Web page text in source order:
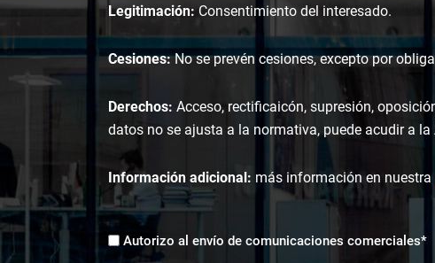
Legitimación: Consentimiento del interesado.
Cesiones:No se prevén cesiones, excepto por
Derechos: Acceso, rectificaicón, supresión,
datos no se ajusta a la normativa, puede acudir a
Información adicional: más información en nuestra
Envíos
comerciales
Autorizo al envío de comunicaciones comerciales*